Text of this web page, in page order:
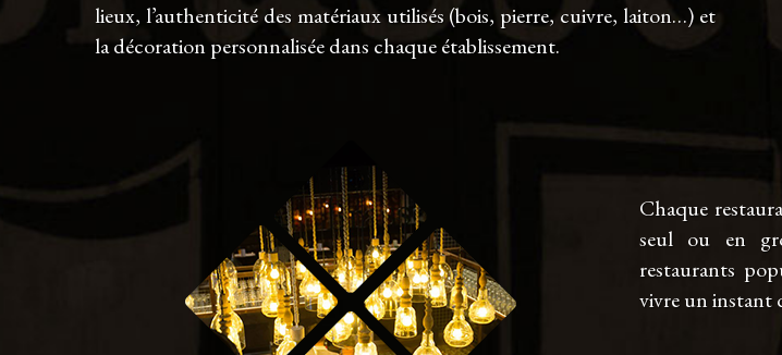
lieux, l’authenticité des matériaux utilisés (bois, pierre, cuivre, laiton…) et
la décoration personnalisée dans chaque établissement.
Chaque
seul ou en
restaurants
vivre un instant